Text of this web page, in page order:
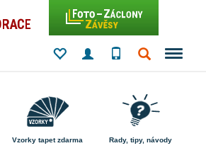
Vzorky tapet zdarma Rady, tipy, návody